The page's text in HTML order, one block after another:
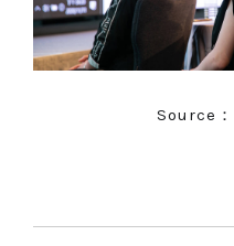
Source：